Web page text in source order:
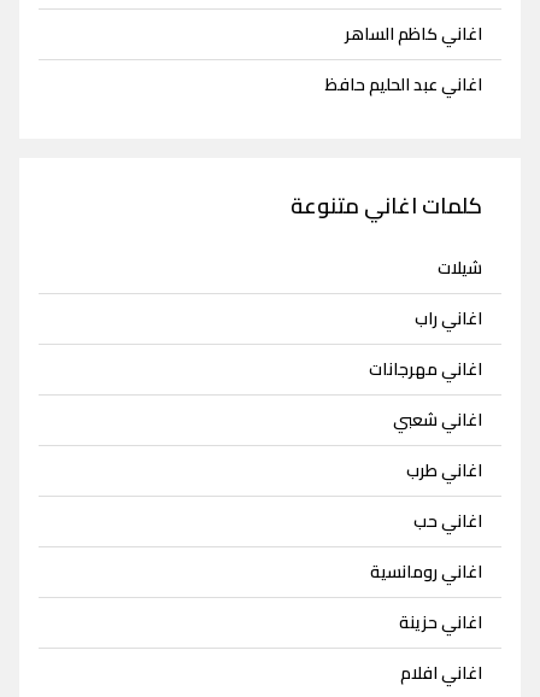
اغاني كاظم الساهر
اغاني عبد الحليم حافظ
كلمات اغاني متنوعة
شيلات
اغاني راب
اغاني مهرجانات
اغاني شعبي
اغاني طرب
اغاني حب
اغاني رومانسية
اغاني حزينة
اغاني افلام